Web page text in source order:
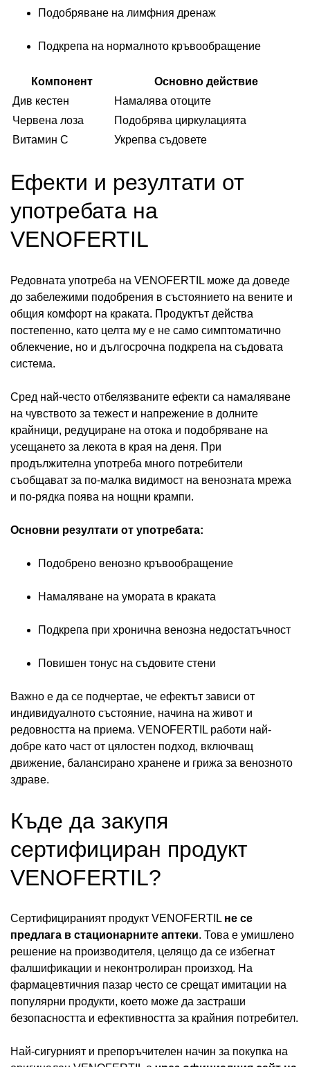
Подобряване на лимфния дренаж
Подкрепа на нормалното кръвообращение
Компонент
Основно действие
Див кестен
Намалява отоците
Червена лоза
Подобрява циркулацията
Витамин C
Укрепва съдовете
Ефекти и резултати от
употребата на
VENOFERTIL
Редовната употреба на VENOFERTIL може да доведе
до забележими подобрения в състоянието на вените и
общия комфорт на краката. Продуктът действа
постепенно, като целта му е не само симптоматично
облекчение, но и дългосрочна подкрепа на съдовата
система.
Сред най-често отбелязваните ефекти са намаляване
на чувството за тежест и напрежение в долните
крайници, редуциране на отока и подобряване на
усещането за лекота в края на деня. При
продължителна употреба много потребители
съобщават за по-малка видимост на венозната мрежа
и по-рядка поява на нощни крампи.
Основни резултати от употребата:
Подобрено венозно кръвообращение
Намаляване на умората в краката
Подкрепа при хронична венозна недостатъчност
Повишен тонус на съдовите стени
Важно е да се подчертае, че ефектът зависи от
индивидуалното състояние, начина на живот и
редовността на приема. VENOFERTIL работи най-
добре като част от цялостен подход, включващ
движение, балансирано хранене и грижа за венозното
здраве.
Къде да закупя
сертифициран продукт
VENOFERTIL?
Сертифицираният продукт VENOFERTIL не се
предлага в стационарните аптеки. Това е умишлено
решение на производителя, целящо да се избегнат
фалшификации и неконтролиран произход. На
фармацевтичния пазар често се срещат имитации на
популярни продукти, което може да застраши
безопасността и ефективността за крайния потребител.
Най-сигурният и препоръчителен начин за покупка на